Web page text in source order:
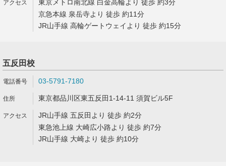
東京メトロ南北線 白金高輪より 徒歩 約3分
京急本線 泉岳寺より 徒歩 約11分
JR山手線 高輪ゲートウェイより 徒歩 約15分
五反田校
03-5791-7180
東京都品川区東五反田1-14-11 須賀ビル5F
JR山手線 五反田より 徒歩 約2分
東急池上線 大崎広小路より 徒歩 約7分
JR山手線 大崎より 徒歩 約10分